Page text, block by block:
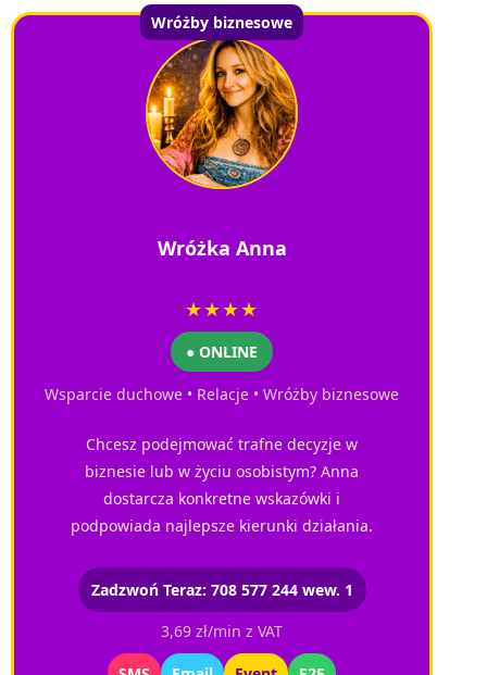
Wróżby biznesowe
Wróżka Anna
★★★★
● ONLINE
Wsparcie duchowe • Relacje • Wróżby biznesowe
Chcesz podejmować trafne decyzje w
biznesie lub w życiu osobistym? Anna
dostarcza konkretne wskazówki i
podpowiada najlepsze kierunki działania.
Zadzwoń Teraz: 708 577 244 wew. 1
3,69 zł/min z VAT